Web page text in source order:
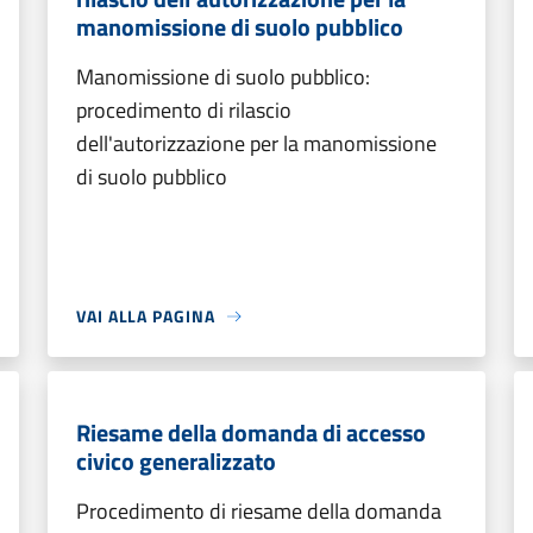
manomissione di suolo pubblico
Manomissione di suolo pubblico:
procedimento di rilascio
dell'autorizzazione per la manomissione
di suolo pubblico
VAI ALLA PAGINA
Riesame della domanda di accesso
civico generalizzato
Procedimento di riesame della domanda